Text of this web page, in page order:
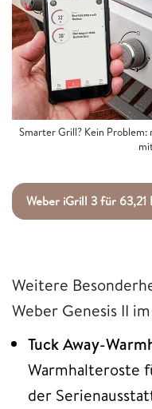
Smarter Grill? Kein Problem:
Weber iGrill 3 für 63,21
Weitere
Weber Genesis II
Tuck Away-
Warmhalteroste
der